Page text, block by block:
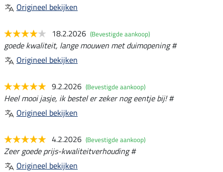
Origineel bekijken
18.2.2026 (Bevestigde aankoop)
goede kwaliteit, lange mouwen met duimopening #
Origineel bekijken
9.2.2026 (Bevestigde aankoop)
Heel mooi jasje, ik bestel er zeker nog eentje bij! #
Origineel bekijken
4.2.2026 (Bevestigde aankoop)
Zeer goede prijs-kwaliteitverhouding #
Origineel bekijken